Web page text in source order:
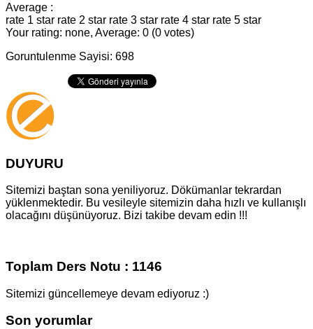
Average :
rate 1 star rate 2 star rate 3 star rate 4 star rate 5 star
Your rating: none, Average: 0 (0 votes)
Goruntulenme Sayisi: 698
DUYURU
Sitemizi baştan sona yeniliyoruz. Dökümanlar tekrardan
yüklenmektedir. Bu vesileyle sitemizin daha hızlı ve kullanışlı
olacağını düşünüyoruz. Bizi takibe devam edin !!!
Toplam Ders Notu : 1146
Sitemizi güncellemeye devam ediyoruz :)
Son yorumlar